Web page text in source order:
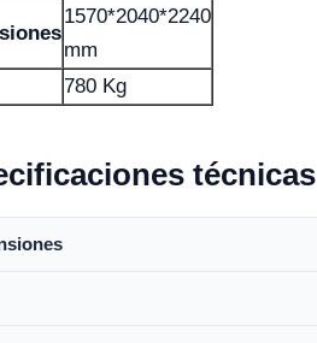
1570*2040*2240
mm
780 Kg
técnicas